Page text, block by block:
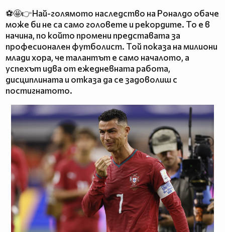
⚽🤩👉Най-голямото наследство на Роналдо обаче
може би не са само головете и рекордите. То е в
начина, по който промени представата за
професионален футболист. Той показа на милиони
млади хора, че талантът е само началото, а
успехът идва от ежедневната работа,
дисциплината и отказа да се задоволиш с
постигнатото.